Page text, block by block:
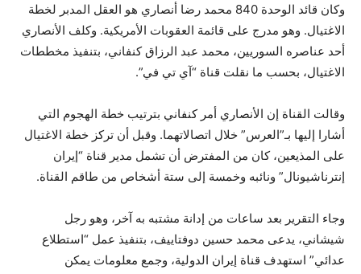
وكان قائد الوحدة 840 محمد رضا أنصاري هو العقل المدبر لخطة
الاغتيال. وهو مدرج على قائمة العقوبات الأمريكية. وكلف الأنصاري
أحد عناصره السوريين، محمد عبد الرزاق كنفاني، بتنفيذ مخططات
الاغتيال، بحسب ما نقلت قناة “آي تي ​​في”.
وقالت القناة إن الأنصاري أمر كنفاني بترتيب خطة الهجوم التي
أشارا إليها بـ”العرس” خلال اتصالاتهما. وقبل أن تركز خطة الاغتيال
على المذيعين، كان من المفترض أن تشمل مدير قناة “إيران
إنترناشيونال” ونائبه وخمسة إلى ستة أشخاص من طاقم القناة.
وجاء التقرير بعد ساعات من إدانة مشتبه به آخر، وهو رجل
شيشاني، يدعى محمد حسين دوفتاييف، بتنفيذ عمل “استطلاع
عدائي” استهدف قناة إيران الدولية، وجمع معلومات يمكن